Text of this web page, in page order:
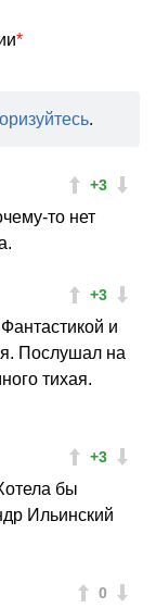
*
.
+3
то нет
+3
и
Послушал на
тихая.
+3
бы
Ильинский
0